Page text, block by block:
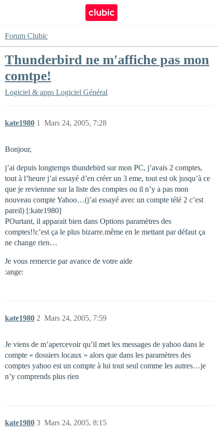
Forum Clubic
Thunderbird ne m'affiche pas mon
comtpe!
Logiciel & apps Logiciel Général
kate1980 Mars 24, 2005, 7:28
1
Bonjour,
j’ai depuis longtemps thundebird sur mon PC, j’avais 2 comptes,
tout à l’heure j’ai essayé d’en créer un 3 eme, tout est ok jusqu’à ce
que je reviennne sur la liste des comptes ou il n’y a pas mon
nouveau compte Yahoo…(j’ai essayé avec un compte télé 2 c’est
pareil) [:kate1980]
POurtant, il apparait bien dans Options paramètres des
comptes!!c’est ça le plus bizarre.même en le mettant par défaut ça
ne change rien…
Je vous remercie par avance de votre aide
:ange:
kate1980 Mars 24, 2005, 7:59
2
Je viens de m’apercevoir qu’il met les messages de yahoo dans le
compte « dossiers locaux » alors que dans les paramètres des
comptes yahoo est un compte à lui tout seul comme les autres…je
n’y comprends plus rien
kate1980 Mars 24, 2005, 8:15
3